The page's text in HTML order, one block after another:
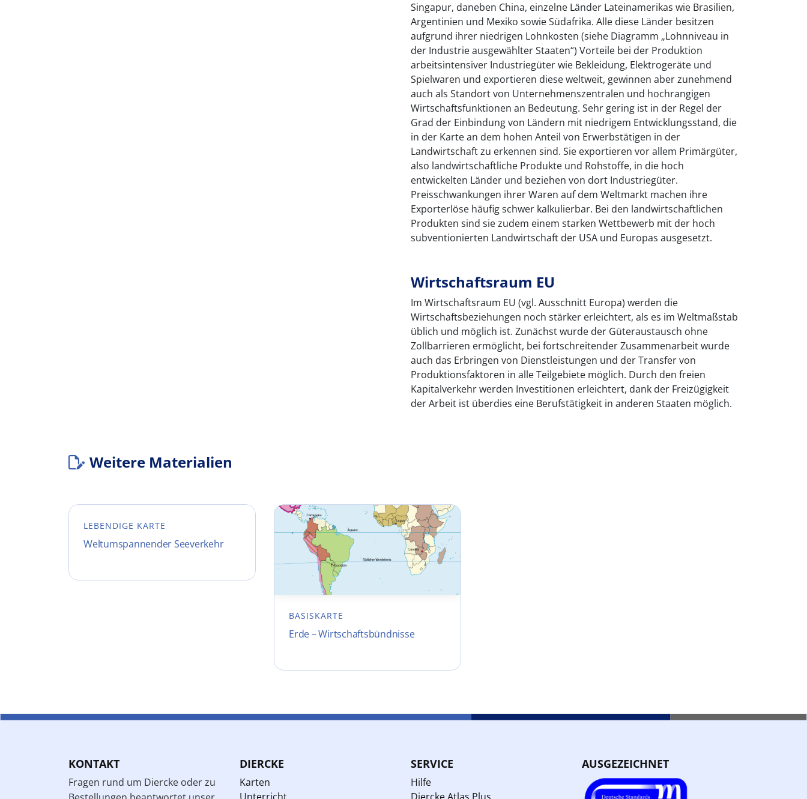
Singapur, daneben China, einzelne Länder Lateinamerikas wie Brasilien,
Argentinien und Mexiko sowie Südafrika. Alle diese Länder besitzen
aufgrund ihrer niedrigen Lohnkosten (siehe Diagramm „Lohnniveau in
der Industrie ausgewählter Staaten“) Vorteile bei der Produktion
arbeitsintensiver Industriegüter wie Bekleidung, Elektrogeräte und
Spielwaren und exportieren diese weltweit, gewinnen aber zunehmend
auch als Standort von Unternehmenszentralen und hochrangigen
Wirtschaftsfunktionen an Bedeutung. Sehr gering ist in der Regel der
Grad der Einbindung von Ländern mit niedrigem Entwicklungsstand, die
in der Karte an dem hohen Anteil von Erwerbstätigen in der
Landwirtschaft zu erkennen sind. Sie exportieren vor allem Primärgüter,
also landwirtschaftliche Produkte und Rohstoffe, in die hoch
entwickelten Länder und beziehen von dort Industriegüter.
Preisschwankungen ihrer Waren auf dem Weltmarkt machen ihre
Exporterlöse häufig schwer kalkulierbar. Bei den landwirtschaftlichen
Produkten sind sie zudem einem starken Wettbewerb mit der hoch
subventionierten Landwirtschaft der USA und Europas ausgesetzt.
Wirtschaftsraum EU
Im Wirtschaftsraum EU (vgl. Ausschnitt Europa) werden die
Wirtschaftsbeziehungen noch stärker erleichtert, als es im Weltmaßstab
üblich und möglich ist. Zunächst wurde der Güteraustausch ohne
Zollbarrieren ermöglicht, bei fortschreitender Zusammenarbeit wurde
auch das Erbringen von Dienstleistungen und der Transfer von
Produktionsfaktoren in alle Teilgebiete möglich. Durch den freien
Kapitalverkehr werden Investitionen erleichtert, dank der Freizügigkeit
der Arbeit ist überdies eine Berufstätigkeit in anderen Staaten möglich.
Weitere Materialien
LEBENDIGE KARTE
Weltumspannender Seeverkehr
BASISKARTE
Erde – Wirtschaftsbündnisse
KONTAKT
Fragen rund um Diercke oder zu
DIERCKE
Karten
SERVICE
Hilfe
AUSGEZEICHNET